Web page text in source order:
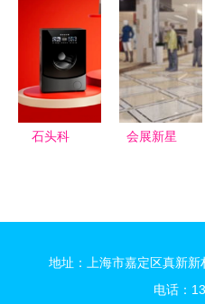
销售构筑高
质量发展新
格局
速公司“智
改数转”与
智能机器人
业务融合
石头科
花，智能机
会展新星
体验
地址：上海市嘉定区真新
电话：